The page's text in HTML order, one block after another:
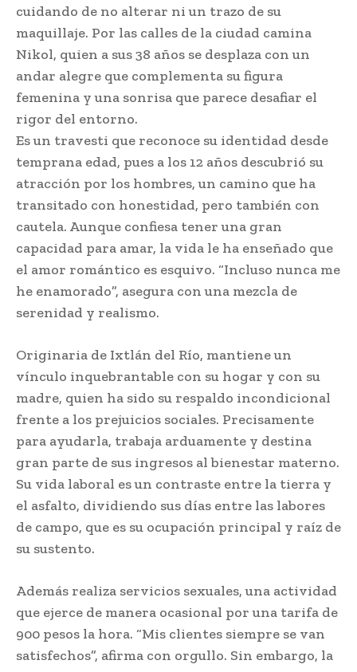
cuidando de no alterar ni un trazo de su
maquillaje. Por las calles de la ciudad camina
Nikol, quien a sus 38 años se desplaza con un
andar alegre que complementa su figura
femenina y una sonrisa que parece desafiar el
rigor del entorno.
Es un travesti que reconoce su identidad desde
temprana edad, pues a los 12 años descubrió su
atracción por los hombres, un camino que ha
transitado con honestidad, pero también con
cautela. Aunque confiesa tener una gran
capacidad para amar, la vida le ha enseñado que
el amor romántico es esquivo. “Incluso nunca me
he enamorado”, asegura con una mezcla de
serenidad y realismo.
Originaria de Ixtlán del Río, mantiene un
vínculo inquebrantable con su hogar y con su
madre, quien ha sido su respaldo incondicional
frente a los prejuicios sociales. Precisamente
para ayudarla, trabaja arduamente y destina
gran parte de sus ingresos al bienestar materno.
Su vida laboral es un contraste entre la tierra y
el asfalto, dividiendo sus días entre las labores
de campo, que es su ocupación principal y raíz de
su sustento.
Además realiza servicios sexuales, una actividad
que ejerce de manera ocasional por una tarifa de
900 pesos la hora. “Mis clientes siempre se van
satisfechos”, afirma con orgullo. Sin embargo, la